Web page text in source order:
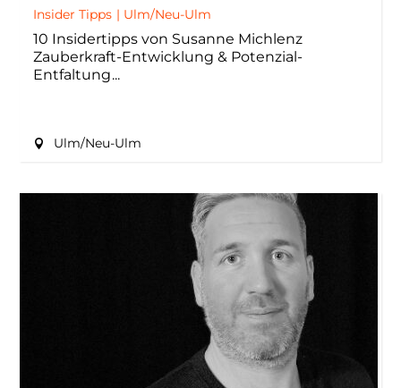
Insider Tipps | Ulm/Neu-Ulm
10 Insidertipps von Susanne Michlenz
Zauberkraft-Entwicklung & Potenzial-
Entfaltung
Ulm/Neu-Ulm